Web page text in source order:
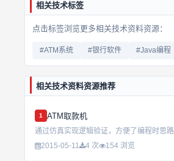
相关技术标签
点击标签浏览更多相关技术资料资源：
#ATM系统 #银行软件 #Java编程
相关技术资料资源推荐
1 ATM取款机
通过仿真实现逻辑验证，方便了编程时思
2015-05-11
4 次 154 浏览